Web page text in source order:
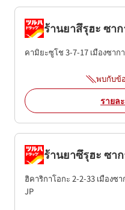
ร้านยาสึรุฮะ ซา
คามิยะซูโช 3-7-17 เมืองซาก
พบกับข้
รายล
ร้านยาซึรุฮะ ซา
ฮิคาริกาโอกะ 2-2-33 เมืองซ
JP